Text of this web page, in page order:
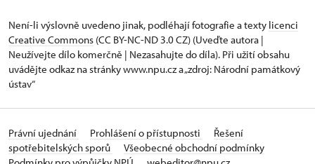
Není-li výslovně uvedeno jinak, podléhají fotografie a texty licenci
Creative Commons (CC BY-NC-ND 3.0 CZ) (Uveďte autora |
Neužívejte dílo komerčně | Nezasahujte do díla). Při užití obsahu
uvádějte odkaz na stránky www.npu.cz a „zdroj: Národní památkový
ústav“
Právní ujednání Prohlášení o přístupnosti
Řešení
spotřebitelských sporů
Všeobecné obchodní podmínky